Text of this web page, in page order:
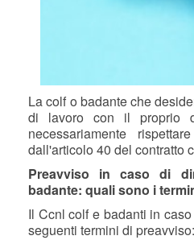
La colf o badante che
di lavoro con il proprio
necessariamente
dall'articolo 40 del contratto
Preavviso in caso di
badante: quali sono i
Il Ccnl colf e badanti in
seguenti termini di preavviso: